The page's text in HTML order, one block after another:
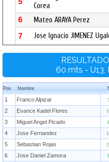
Corea
6 Mateo ARAYA Perez
7 Jose Ignacio JIMENEZ
60 mts - U13,
Pos Nombre
1 Franco Alpizar
2
Evance Kadel Flores
3
Miguel Angel Picado
4
Jose Fernandez
5
Sebastian Rojas
6
Jose Daniel Zamora